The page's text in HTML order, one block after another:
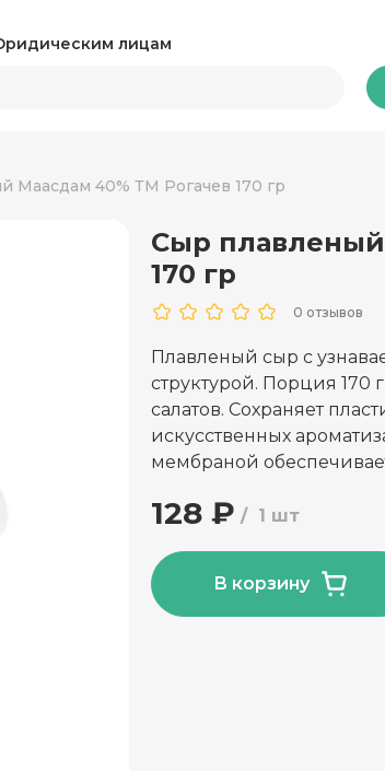
лицам
Маасдам 40% ТМ Рогачев 170 гр
Сыр
170 гр
0 отзывов
Плавленый сыр с
структурой. Порция 170
салатов. Сохраняет
искусственных
мембраной
1 шт
128 ₽
В корзину
и горячий шоколад
и снеки